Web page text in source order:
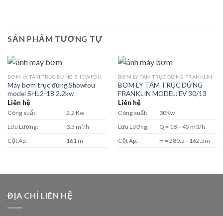
SẢN PHẨM TƯƠNG TỰ
BƠM LY TÂM TRỤC ĐỨNG SHOWFOU
Máy bơm trục đứng Showfou
model SHL2-18 2.2kw
Liên hệ
Công suất:
2.2 Kw
Lưu Lượng:
3.5 m³/h
Cột Áp:
161 m
BƠM LY TÂM TRỤC ĐỨNG FRANKLIN
BƠM LY TÂM TRỤC ĐỨNG
FRANKLIN MODEL: EV 30/13
Liên hệ
Công suất:
30Kw
Lưu Lượng:
Q = 18 – 45 m3/h
Cột Áp:
H = 280.5– 162.5m
ĐỊA CHỈ LIÊN HỆ